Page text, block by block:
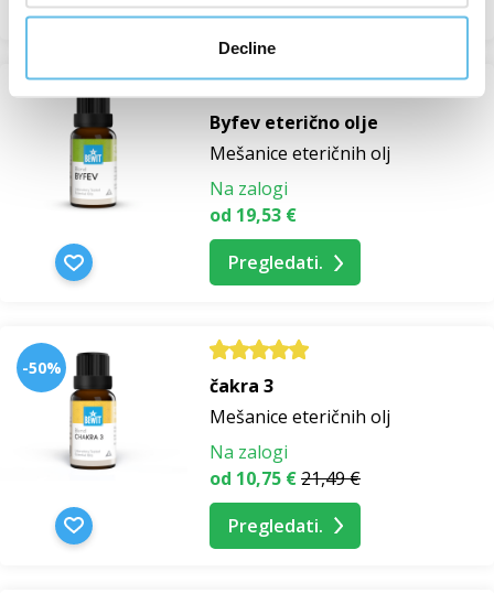
Decline
Byfev eterično olje
Mešanice eteričnih olj
Na zalogi
od 19,53 €
Pregledati.
-50%
čakra 3
Mešanice eteričnih olj
Na zalogi
od 10,75 €21,49 €
Pregledati.